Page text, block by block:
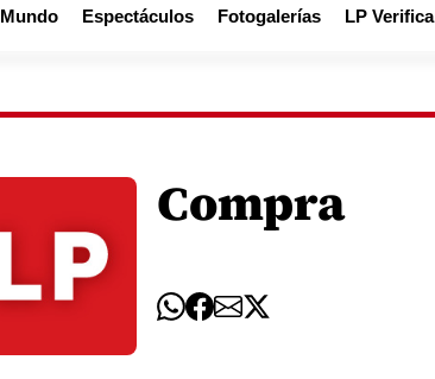
Mundo Espectáculos Fotogalerías LP Verifica
Compra